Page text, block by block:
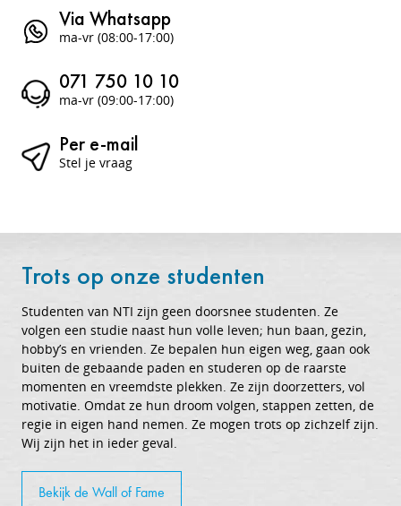
Via Whatsapp
ma-vr (08:00-17:00)
071 750 10 10
ma-vr (09:00-17:00)
Per e-mail
Stel je vraag
Trots op onze studenten
Studenten van NTI zijn geen doorsnee studenten. Ze
volgen een studie naast hun volle leven; hun baan, gezin,
hobby’s en vrienden. Ze bepalen hun eigen weg, gaan ook
buiten de gebaande paden en studeren op de raarste
momenten en vreemdste plekken. Ze zijn doorzetters, vol
motivatie. Omdat ze hun droom volgen, stappen zetten, de
regie in eigen hand nemen. Ze mogen trots op zichzelf zijn.
Wij zijn het in ieder geval.
Bekijk de Wall of Fame